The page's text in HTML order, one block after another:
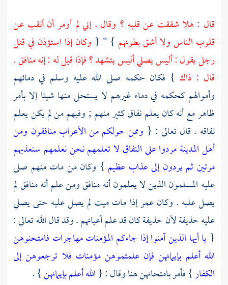
قال : هلا شققت عن قلبه ؟ وقال . إني لم أومر أن أنقب عن
قلوب الناس ولا أشق بطونهم } " { وكان إذا استؤذن في قتل
رجل يقول : أليس يصلي أليس يتشهد ؟ فإذا قيل له : إنه منافق .
قال : ذاك } فكان حكمه صلى الله عليه وسلم في دمائهم
وأموالهم كحكمه في دماء غيرهم لا يستحل منها شيئا إلا بأمر
ظاهر مع أنه كان يعلم نفاق كثير منهم ; وفيهم من لم يكن يعلم
نفاقه . قال تعالى : { وممن حولكم من الأعراب منافقون ومن
أهل المدينة مردوا على النفاق لا تعلمهم نحن نعلمهم سنعذبهم
مرتين ثم يردون إلى عذاب عظيم } وكان من مات منهم صلى
عليه المسلمون الذين لا يعلمون أنه منافق ومن علم أنه منافق لم
يصل عليه . وكانعمرإذا مات ميت لم يصل عليه حتى يصلي
عليهحذيفةلأنحذيفةكان قد علم أعيانهم . وقد قال الله تعالى :
{ يا أيها الذين آمنوا إذا جاءكم المؤمنات مهاجرات فامتحنوهن
الله أعلم بإيمانهن فإن علمتموهن مؤمنات فلا ترجعوهن إلى
الكفار} فأمر بامتحانهن هنا وقال : {الله أعلم بإيمانهن} .